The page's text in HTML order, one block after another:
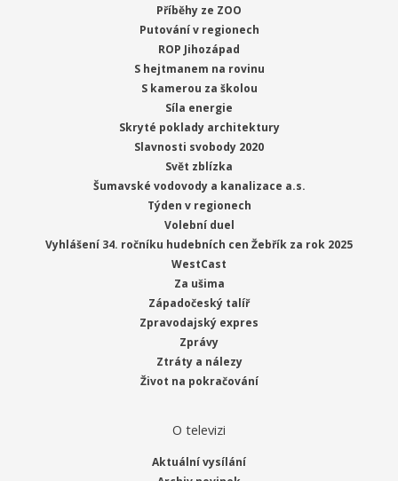
Příběhy ze ZOO
Putování v regionech
ROP Jihozápad
S hejtmanem na rovinu
S kamerou za školou
Síla energie
Skryté poklady architektury
Slavnosti svobody 2020
Svět zblízka
Šumavské vodovody a kanalizace a.s.
Týden v regionech
Volební duel
Vyhlášení 34. ročníku hudebních cen Žebřík za rok 2025
WestCast
Za ušima
Západočeský talíř
Zpravodajský expres
Zprávy
Ztráty a nálezy
Život na pokračování
O televizi
Aktuální vysílání